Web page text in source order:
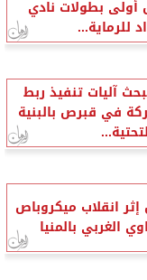
أولى بطولات نادي
للرماية...
آليات تنفيذ ربط
في قبرص بالبنية
إثر انقلاب ميكروباص
الغربي بالمنيا